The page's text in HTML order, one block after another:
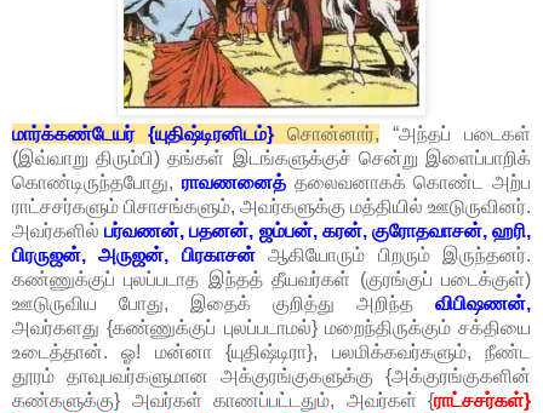
மார்க்கண்டேயர் {யுதிஷ்டிரனிடம்} சொன்னார், “அந்தப் படைகள்
(இவ்வாறு திரும்பி) தங்கள் இடங்களுக்குச் சென்று இளைப்பாறிக்
கொண்டிருந்தபோது, ராவணனைத்தலைவனாகக் கொண்ட அற்ப
ராட்சசர்களும் பிசாசங்களும், அவர்களுக்கு மத்தியில் ஊடுருவினர்.
அவர்களில்பர்வணன், பதனன், ஜம்பன், கரன், குரோதவாசன், ஹரி,
பிரருஜன், அருஜன், பிரகாசன்ஆகியோரும் பிறரும் இருந்தனர்.
கண்ணுக்குப் புலப்படாத இந்தத் தீயவர்கள் (குரங்குப் படைக்குள்)
ஊடுருவிய போது, இதைக் குறித்து அறிந்த விபிஷணன்,
அவர்களது {கண்ணுக்குப் புலப்படாமல்} மறைந்திருக்கும் சக்தியை
உடைத்தான். ஓ! மன்னா {யுதிஷ்டிரா}, பலமிக்கவர்களும், நீண்ட
தூரம் தாவுபவர்களுமான அக்குரங்குகளுக்கு {அக்குரங்குகளின்
கண்களுக்கு} அவர்கள் காணப்பட்டதும், அவர்கள் {ராட்சசர்கள்}